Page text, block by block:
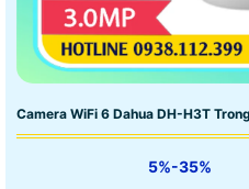
Camera WiFi 6 Dahua DH-H3T
5%-35%